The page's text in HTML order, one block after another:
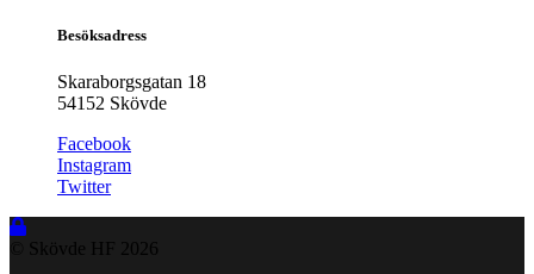
Besöksadress
Skaraborgsgatan 18
54152 Skövde
Facebook
Instagram
Twitter
© Skövde HF 2026